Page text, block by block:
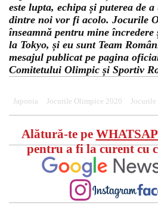
este lupta, echipa și puterea de
dintre noi vor fi acolo. Jocurile
înseamnă pentru mine încredere
la Tokyo, și eu sunt Team
mesajul publicat pe pagina
Comitetului Olimpic și Sportiv
Japonia Jocurile Olimpice 2020 Jocurile
Alătură-te pe
pentru a fi la curent cu